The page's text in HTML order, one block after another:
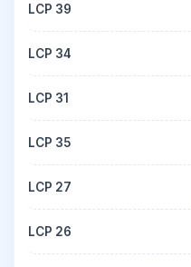
LCP 39
LCP 34
LCP 31
LCP 35
LCP 27
LCP 26